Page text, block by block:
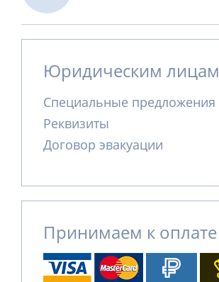
Юридическим лицам
Специальные предложения
Реквизиты
Договор эвакуации
Принимаем к оплате